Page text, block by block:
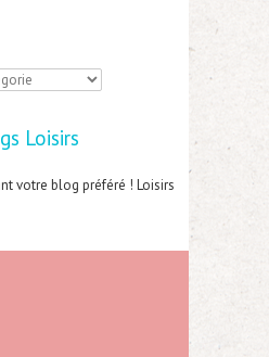
Loisirs
votre blog préféré ! Loisirs